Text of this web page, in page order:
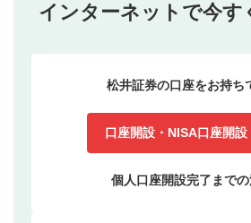
インターネットで今す
松井証券の口座をお持ち
口座開設・NISA口座開設
個人口座開設完了まで